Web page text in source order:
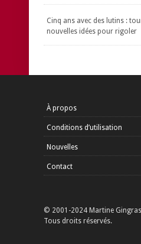
Cinq ans avec des lutins :
nouvelles idées pour rigoler
À propos
Conditions d’utilisation
Nouvelles
Contact
© 2001-2024 Martine
Tous droits réservés.